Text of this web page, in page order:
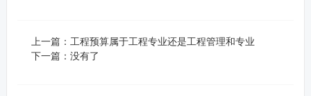
上一篇： 工程预算属于工程专业还是工程管理和专业
下一篇：没有了